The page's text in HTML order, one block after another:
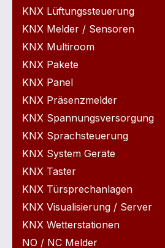
KNX Lüftungssteuerung
KNX Melder / Sensoren
KNX Multiroom
KNX Pakete
KNX Panel
KNX Präsenzmelder
KNX Spannungsversorgung
KNX Sprachsteuerung
KNX System Geräte
KNX Taster
KNX Türsprechanlagen
KNX Visualisierung / Server
KNX Wetterstationen
NO / NC Melder